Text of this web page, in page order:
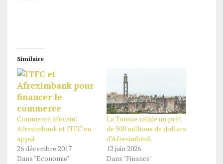
Similaire
Commerce africain:
Afreximbank et ITFC en
appui
26 décembre 2017
Dans "Economie"
La Tunisie valide un prêt
de 500 millions de dollars
d’Afreximbank
12 juin 2026
Dans "Finance"